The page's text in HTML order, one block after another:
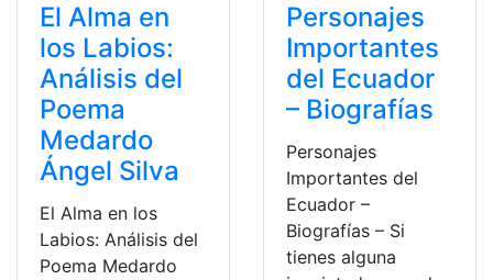
El Alma en
los Labios:
Análisis del
Poema
Medardo
Ángel Silva
El Alma en los
Labios: Análisis del
Poema Medardo
Personajes
Importantes
del Ecuador
– Biografías
Personajes
Importantes del
Ecuador –
Biografías – Si
tienes alguna